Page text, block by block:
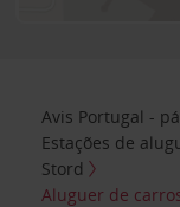
Avis Portugal -
Estações de
Stord
Aluguer de